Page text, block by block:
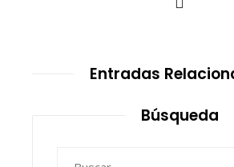
Entradas
Búsqueda